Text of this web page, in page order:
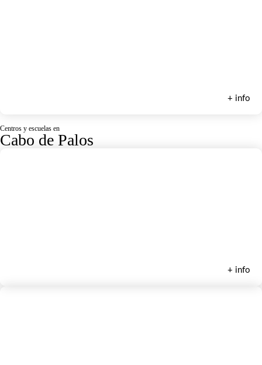
+ info
Centros y escuelas en
Cabo de Palos
+ info